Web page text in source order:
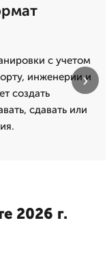
с учетом
инженерии и
создать
сдавать или
›
2026 г.